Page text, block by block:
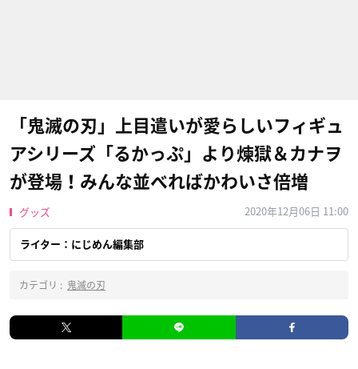
「鬼滅の刃」上目遣いが愛らしいフィギュ
アシリーズ「るかっぷ」より煉獄＆カナヲ
が登場！みんな並べればかわいさ倍増
グッズ 2020年12月06日 11:00
ライター：にじめん編集部
カテゴリ : 鬼滅の刃